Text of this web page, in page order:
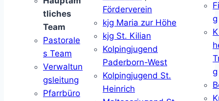
tliches
Team
Pastorale
s Team
Verwaltun
gsleitung
Pfarrbüro
Förderverein
kjg Maria zur Höhe
kjg St. Kilian
Kolpingjugend
Paderborn-West
Kolpingjugend St.
Heinrich
g
g